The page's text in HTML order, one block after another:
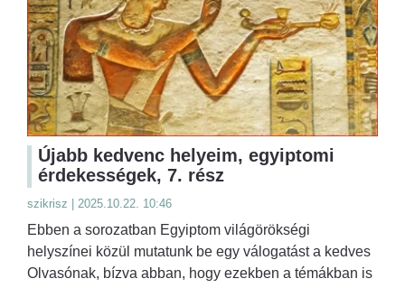
Újabb kedvenc helyeim, egyiptomi
érdekességek, 7. rész
szikrisz | 2025.10.22. 10:46
Ebben a sorozatban Egyiptom világörökségi
helyszínei közül mutatunk be egy válogatást a kedves
Olvasónak, bízva abban, hogy ezekben a témákban is